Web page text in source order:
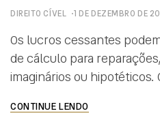
DIREITO CÍVEL 1 DE DEZEMBRO DE
Os lucros cessantes
de cálculo para
imaginários ou hipotéticos.
para negar recurso de uma
CONTINUE LENDO